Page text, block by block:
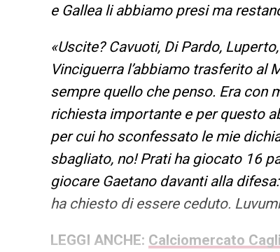
e Gallea li abbiamo presi ma
«Uscite? Cavuoti, Di Pardo,
Vinciguerra l’abbiamo trasferito al
sempre quello che penso. Era con
richiesta importante e per questo
per cui ho sconfessato le mie
sbagliato, no! Prati ha giocato 16
giocare Gaetano davanti alla
ha chiesto di essere ceduto.
LEGGI ANCHE: Calciomercato